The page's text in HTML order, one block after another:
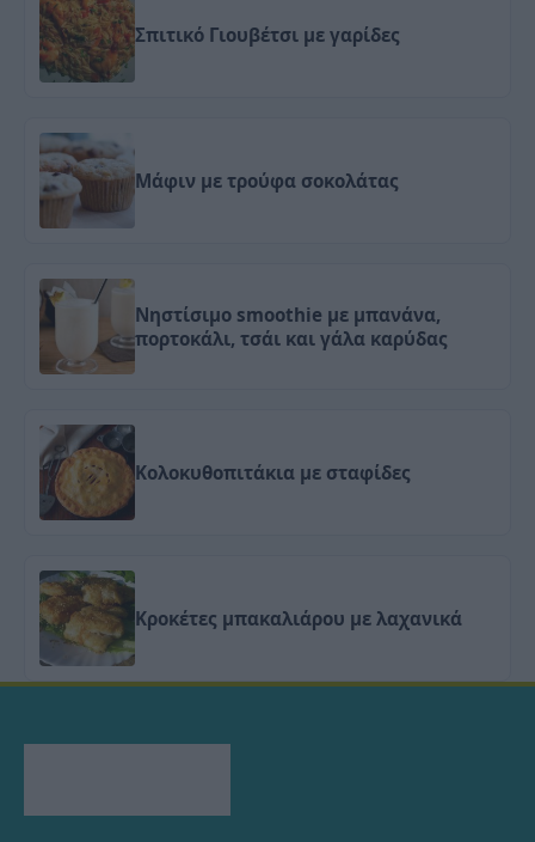
Σπιτικό Γιουβέτσι με γαρίδες
Μάφιν με τρούφα σοκολάτας
Νηστίσιμο smoothie με μπανάνα,
πορτοκάλι, τσάι και γάλα καρύδας
Κολοκυθοπιτάκια με σταφίδες
Κροκέτες μπακαλιάρου με λαχανικά